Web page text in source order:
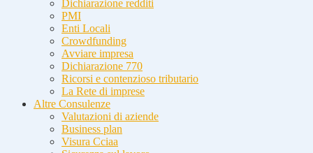
Dichiarazione redditi
PMI
Enti Locali
Crowdfunding
Avviare impresa
Dichiarazione 770
Ricorsi e contenzioso tributario
La Rete di imprese
Altre Consulenze
Valutazioni di aziende
Business plan
Visura Cciaa